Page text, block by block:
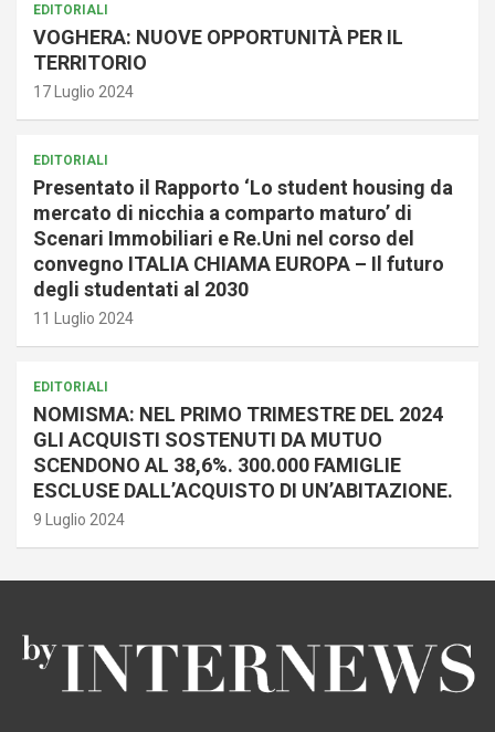
EDITORIALI
VOGHERA: NUOVE OPPORTUNITÀ PER IL
TERRITORIO
17 Luglio 2024
EDITORIALI
Presentato il Rapporto ‘Lo student housing da
mercato di nicchia a comparto maturo’ di
Scenari Immobiliari e Re.Uni nel corso del
convegno ITALIA CHIAMA EUROPA – Il futuro
degli studentati al 2030
11 Luglio 2024
EDITORIALI
NOMISMA: NEL PRIMO TRIMESTRE DEL 2024
GLI ACQUISTI SOSTENUTI DA MUTUO
SCENDONO AL 38,6%. 300.000 FAMIGLIE
ESCLUSE DALL’ACQUISTO DI UN’ABITAZIONE.
9 Luglio 2024